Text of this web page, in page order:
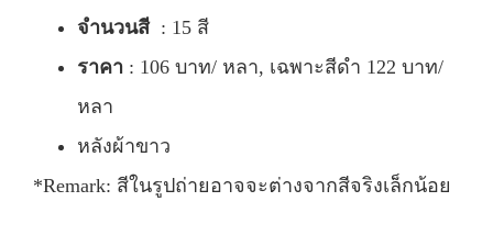
จำนวนสี: 15 สี
ราคา : 106 บาท/ หลา, เฉพาะสีดำ 122 บาท/
หลา
หลังผ้าขาว
*Remark: สีในรูปถ่ายอาจจะต่างจากสีจริงเล็กน้อย